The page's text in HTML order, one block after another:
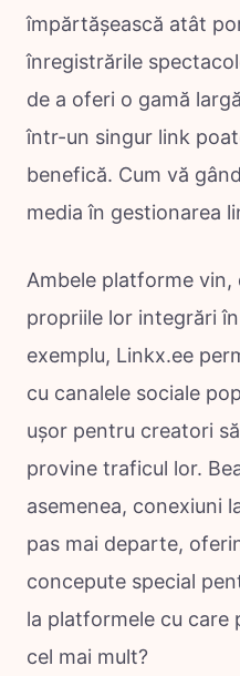
împărtășească atât
înregistrările
de a oferi o gamă
într-un singur link
benefică. Cum vă
media în gestionarea
Ambele platforme vin,
propriile lor integrări
exemplu, Linkx.ee
cu canalele sociale
ușor pentru creatori
provine traficul lor.
asemenea, conexiuni
pas mai departe,
concepute special
la platformele cu care
cel mai mult?